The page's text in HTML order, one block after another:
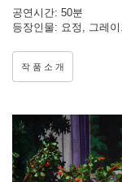
공연시간: 50분
등장인물: 요정, 그레
작 품 소 개